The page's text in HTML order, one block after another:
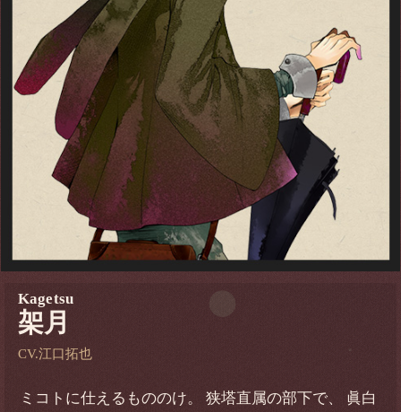
Kagetsu
架月
CV.江口拓也
ミコトに仕えるもののけ。 狭塔直属の部下で、 眞白